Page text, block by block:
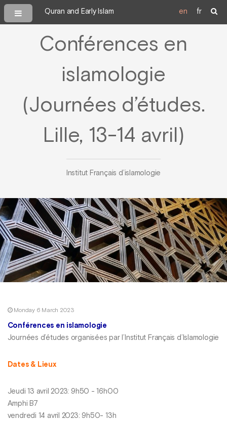
Quran and Early Islam en fr
Conférences en
islamologie
(Journées d’études.
Lille, 13-14 avril)
Institut Français d’islamologie
Monday 6 March 2023
Conférences en islamologie
Journées d’études organisées par l’Institut Français d’Islamologie
Dates & Lieux
Jeudi 13 avril 2023: 9h50 - 16h00
Amphi B7
vendredi 14 avril 2023: 9h50- 13h